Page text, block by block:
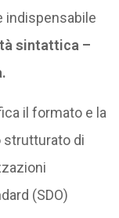
indispensabile
sintattica –
il formato e la
strutturato di
(SDO)